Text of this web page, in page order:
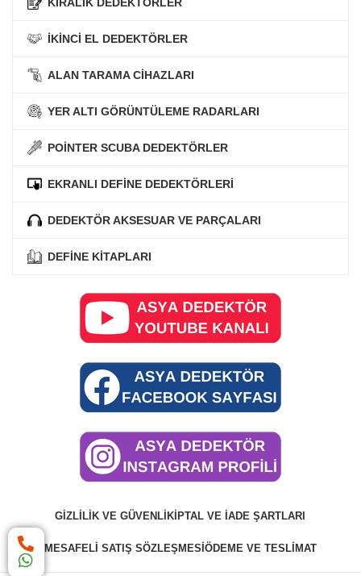
İKİNCİ EL DEDEKTÖRLER
ALAN TARAMA CİHAZLARI
YER ALTI GÖRÜNTÜLEME RADARLARI
POİNTER SCUBA DEDEKTÖRLER
EKRANLI DEFİNE DEDEKTÖRLERİ
DEDEKTÖR AKSESUAR VE PARÇALARI
DEFİNE KİTAPLARI
GIZLILIK VE GÜVENLIKİPTAL VE İADE ŞARTLARI
MESAFELI SATIŞ SÖZLEŞMESIÖDEME VE TESLIMAT